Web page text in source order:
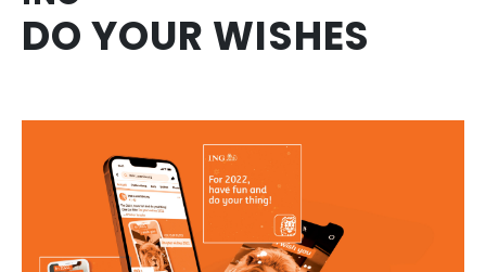
DO YOUR WISHES